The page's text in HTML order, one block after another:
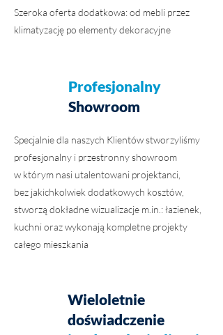
Szeroka oferta dodatkowa: od mebli przez
klimatyzację po elementy dekoracyjne
Profesjonalny
Showroom
Specjalnie dla naszych Klientów stworzyliśmy
profesjonalny i przestronny showroom
w którym nasi utalentowani projektanci,
bez jakichkolwiek dodatkowych kosztów,
stworzą dokładne wizualizacje m.in.: łazienek,
kuchni oraz wykonają kompletne projekty
całego mieszkania
Wieloletnie
doświadczenie